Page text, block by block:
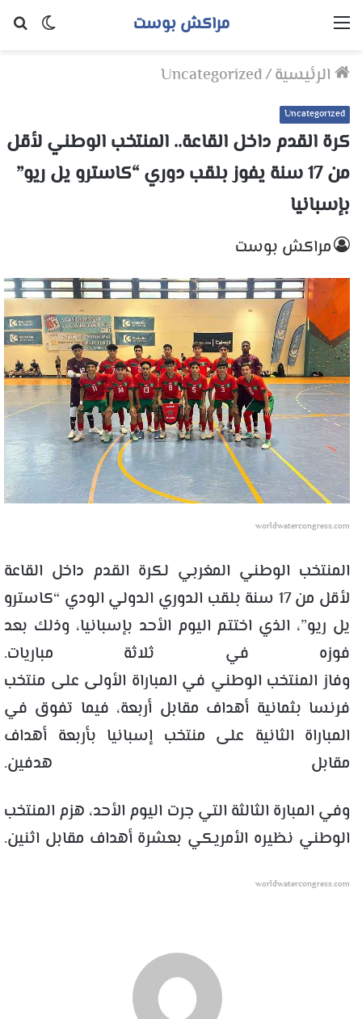
الوضع
مراكش بوست القائمة
الرئيسية/
Uncategorized
Uncategorized
كرة القدم داخل القاعة.. المنتخب الوطني لأقل
من 17 سنة يفوز بلقب دوري “كاسترو يل ريو”
بإسبانيا
مراكش بوست
worldwatercongress.com
المنتخب الوطني المغربي لكرة القدم داخل القاعة
لأقل من 17 سنة بلقب الدوري الدولي الودي “كاسترو
يل ريو”، الذي اختتم اليوم الأحد بإسبانيا، وذلك بعد
فوزه في ثلاثة مباريات.
وفاز المنتخب الوطني في المباراة الأولى على منتخب
فرنسا بثمانية أهداف مقابل أربعة، فيما تفوق في
المباراة الثانية على منتخب إسبانيا بأربعة أهداف
مقابل هدفين.
وفي المبارة الثالثة التي جرت اليوم الأحد، هزم المنتخب
الوطني نظيره الأمريكي بعشرة أهداف مقابل اثنين.
worldwatercongress.com